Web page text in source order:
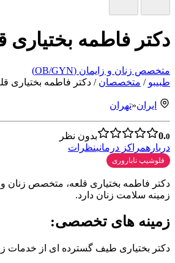
دکتر فاطمه بختیاری
متخصص زنان و زایمان (OB/GYN)
طبیبو / متخصصان / دکتر فاطمه بختیاری
ایران«تهران
0.0
بدون نظر
دربارهمراکز درمانینظرات
فلوشیپ ناباروری
زمینه سلامت زنان دارد.
زمینه های تخصصی:
دکتر بختیاری طیف گسترده ای از خدمات